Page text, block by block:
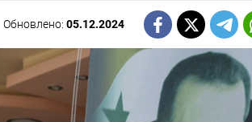
Обновлено:05.12.2024